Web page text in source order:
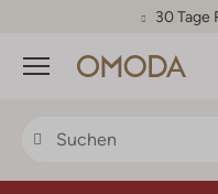
30 Tage
Menü